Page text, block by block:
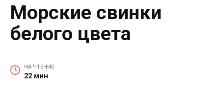
Морские свинки
белого цвета
НА ЧТЕНИЕ
22 мин